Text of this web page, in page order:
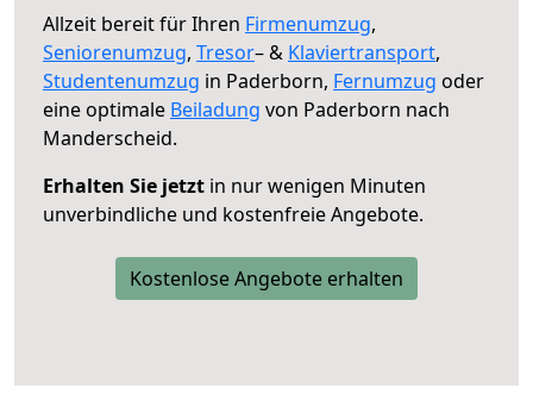
Allzeit bereit für Ihren Firmenumzug,
Seniorenumzug, Tresor– & Klaviertransport,
Studentenumzug in Paderborn, Fernumzug oder
eine optimale Beiladung von Paderborn nach
Manderscheid.
Erhalten Sie jetzt in nur wenigen Minuten
unverbindliche und kostenfreie Angebote.
Kostenlose Angebote erhalten